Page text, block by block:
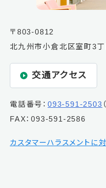
〒803-0812
北九州市小倉北区室町3
交通アクセス
電話番号： 093-591-2503
FAX：093-591-2586
カスタマーハラスメントに